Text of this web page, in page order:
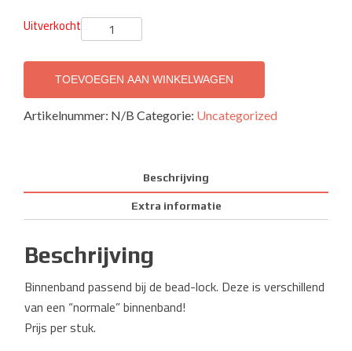
Uitverkocht Binnenband
aantal
TOEVOEGEN AAN WINKELWAGEN
Artikelnummer: N/B Categorie: Uncategorized
Beschrijving
Extra informatie
Beschrijving
Binnenband passend bij de bead-lock. Deze is verschillend
van een “normale” binnenband!
Prijs per stuk.